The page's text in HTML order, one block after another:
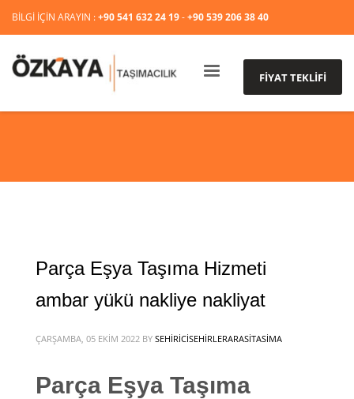
BİLGİ İÇİN ARAYIN :+90 541 632 24 19-+90 539 206 38 40
FİYAT TEKLİFİ
Parça Eşya Taşıma Hizmeti
ambar yükü nakliye nakliyat
ÇARŞAMBA, 05 EKIM 2022 BY SEHIRICISEHIRLERARASITASIMA
Parça Eşya Taşıma